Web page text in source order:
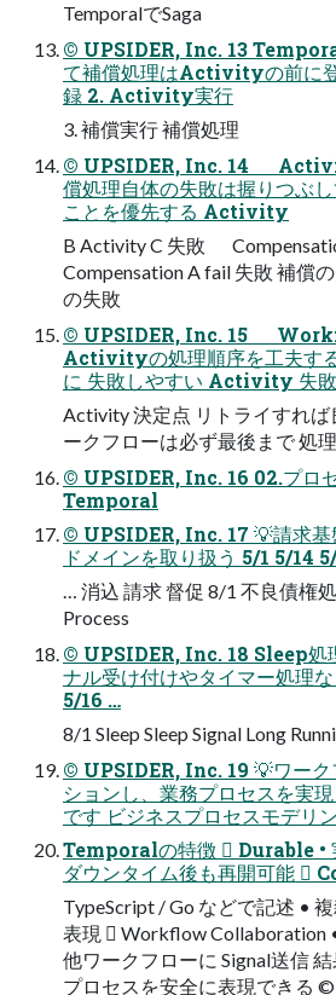
TemporalでSaga
© UPSIDER, Inc. 13
て補償処理はActivityの前に
録 2. Activity実行
3. 補償実行 補償処理
© UPSIDER, Inc. 14
償処理自体の失敗は握りつぶ
ことを優先する Activity
B Activity C 失敗
Compensation A fail 失敗 補償
の失敗
© UPSIDER, Inc. 15
Activityの処理順序を工夫す
に 失敗しやすい Activity 失
Activity 決定点 リトライすれば
ークフローは必ず最後まで 処
© UPSIDER, Inc. 16 02.プロ
Temporal
© UPSIDER, Inc. 17 💡請求基
ドメインを取り扱う 5/1 5/14
… 消込 請求 督促 8/1 不良債権
Process
© UPSIDER, Inc. 18 Sleep処
ナル受け付けやタイマー処理
5/16 …
8/1 Sleep Sleep Signal Long
© UPSIDER, Inc. 19 💡ワーク
ションし、業務プロセスを実
です ビジネスプロセスモデリ
Temporalの特徴  Durable •
ダウンタイム後も再開可能 
TypeScript / Go などで記述 •
表現  Workflow Collaboration
他ワークフローに Signal送信
プロセスを安全に表現できる ©